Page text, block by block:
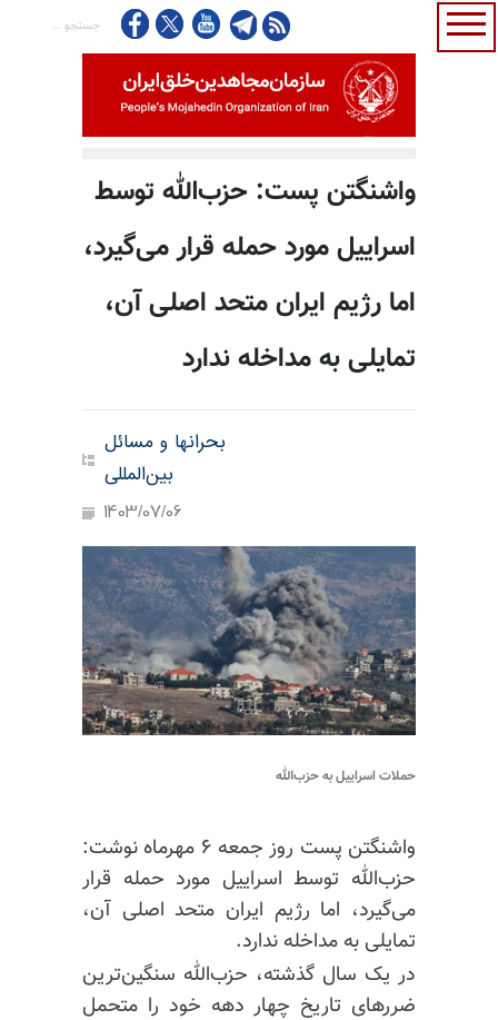
واشنگتن پست: حزب‌الله توسط
اسراییل مورد حمله قرار می‌گیرد،
اما رژیم ایران متحد اصلی آن،
تمایلی به مداخله ندارد
بحرانها و مسائل
بین‌المللی
1403/07/06
حملات اسراییل به حزب‌الله
واشنگتن پست روز جمعه ۶ مهرماه نوشت:
حزب‌الله توسط اسراییل مورد حمله قرار
می‌گیرد، اما رژیم ایران متحد اصلی آن،
تمایلی به مداخله ندارد.
در یک سال گذشته، حزب‌الله سنگین‌ترین
ضررهای تاریخ چهار دهه خود را متحمل